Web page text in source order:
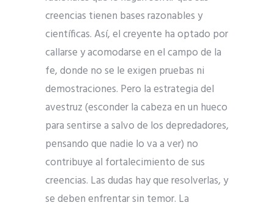
creencias tienen bases razonables y
científicas. Así, el creyente ha optado por
callarse y acomodarse en el campo de la
fe, donde no se le exigen pruebas ni
demostraciones. Pero la estrategia del
avestruz (esconder la cabeza en un hueco
para sentirse a salvo de los depredadores,
pensando que nadie lo va a ver) no
contribuye al fortalecimiento de sus
creencias. Las dudas hay que resolverlas, y
se deben enfrentar sin temor. La